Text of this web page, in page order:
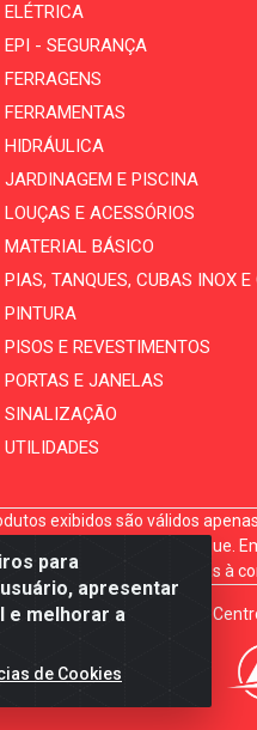
para
apresentar
e melhorar a
de Cookies
ELÉTRICA
EPI - SEGURANÇA
FERRAGENS
FERRAMENTAS
HIDRÁULICA
JARDINAGEM E PISCINA
LOUÇAS E ACESSÓRIOS
MATERIAL BÁSICO
PIAS, TANQUES, CUBAS INOX E
PINTURA
PISOS E REVESTIMENTOS
PORTAS E JANELAS
SINALIZAÇÃO
UTILIDADES
exibidos são válidos
disponibilidade em estoque.
As vendas estão sujeitas à
Gury Marques, 5164. Jd